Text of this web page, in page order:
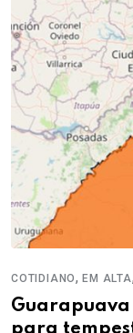
COTIDIANO,EM ALTA,